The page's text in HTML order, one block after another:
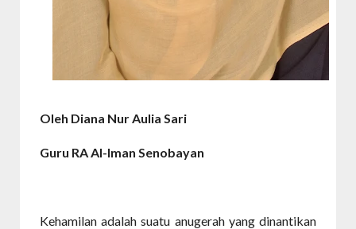
Oleh Diana Nur Aulia Sari
Guru RA Al-Iman Senobayan
Kehamilan adalah suatu anugerah yang dinantikan